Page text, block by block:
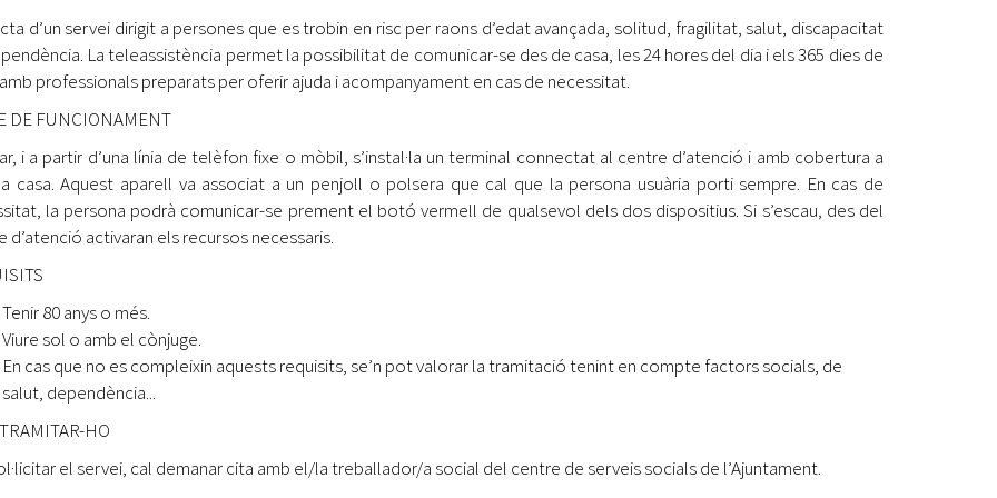
Ètica i Integritat
Retiment de Comptes
Accés a Informació Pública
Dades Obertes
jove 2026
Cerdanyola opta a més de 5 milions d'euros del Pla de
l'entorn de l'avinguda Catalunya
El FIT presenta el cartell de la seva 16a edició i dona el
tret de sortida al festival
L’Ajuntament reparteix ulleres gratuïtes per veure
Entitats
Mercats Municipals
d’un servei dirigit a persones que es trobin en risc per raons d’edat avançada, solitud, fragilitat, salut, discapacitat
La teleassistència permet la possibilitat de comunicar-se des de casa, les 24 hores del dia i els 365 dies de
amb professionals preparats per oferir ajuda i acompanyament en cas de necessitat.
DE FUNCIONAMENT
i a partir d’una línia de telèfon fixe o mòbil, s’instal·la un terminal connectat al centre d’atenció i amb cobertura a
casa. Aquest aparell va associat a un penjoll o polsera que cal que la persona usuària porti sempre. En cas de
la persona podrà comunicar-se prement el botó vermell de qualsevol dels dos dispositius. Si s’escau, des del
d’atenció activaran els recursos necessaris.
Tenir 80 anys o més.
Viure sol o amb el cònjuge.
En cas que no es compleixin aquests requisits, se’n pot valorar la tramitació tenint en compte factors socials, de
salut, dependència...
HO
el servei, cal demanar cita amb el/la treballador/a social del centre de serveis socials de l’Ajuntament.